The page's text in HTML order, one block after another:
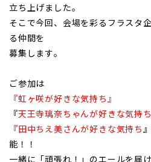
立ち上げました。
そこで今回、会場を彩るフラスタ
る仲間を
募集します。
ご参加は
『虹ヶ咲が好きな気持ち』
『天王寺璃奈ちゃんが好きな気持ち
『田中ちえ美さんが好きな気持ち
能！！
一緒に「頑張れ！」のエールを届